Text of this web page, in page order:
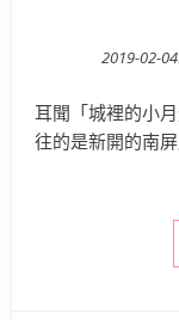
2019-02-04
耳聞「城裡的小
往的是新開的南